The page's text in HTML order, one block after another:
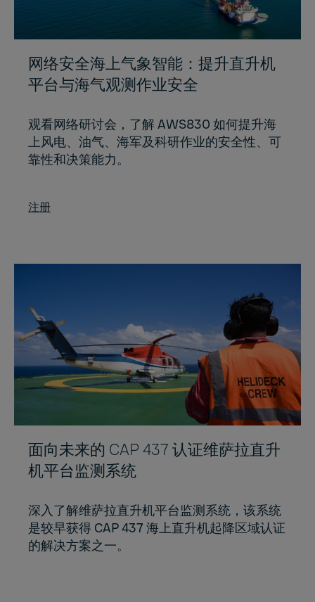
网络安全海上气象智能：提升直升机
平台与海气观测作业安全
观看网络研讨会，了解 AWS830 如何提升海
上风电、油气、海军及科研作业的安全性、可
靠性和决策能力。
注册
面向未来的 CAP 437 认证维萨拉直升
机平台监测系统
深入了解维萨拉直升机平台监测系统，该系统
是较早获得 CAP 437 海上直升机起降区域认证
的解决方案之一。